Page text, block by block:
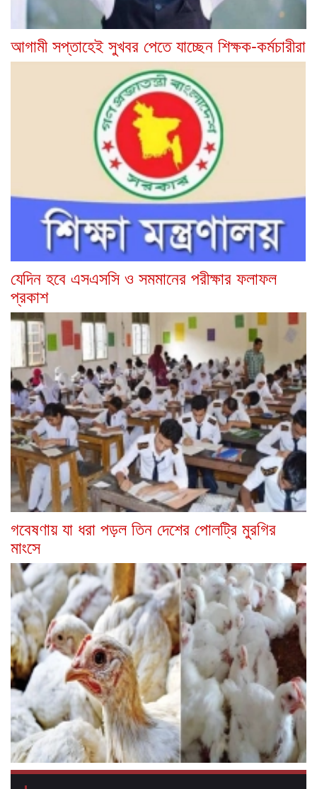
আগামী সপ্তাহেই সুখবর পেতে যাচ্ছেন শিক্ষক-কর্মচারীরা
যেদিন হবে এসএসসি ও সমমানের পরীক্ষার ফলাফল
প্রকাশ
গবেষণায় যা ধরা পড়ল তিন দেশের পোলট্রি মুরগির
মাংসে